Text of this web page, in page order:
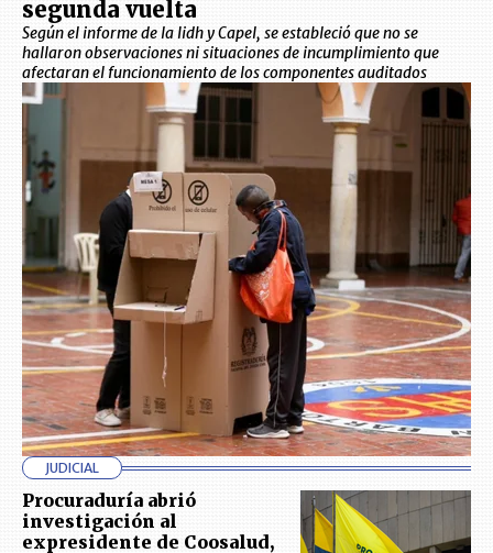
segunda vuelta
Según el informe de la Iidh y Capel, se estableció que no se
hallaron observaciones ni situaciones de incumplimiento que
afectaran el funcionamiento de los componentes auditados
JUDICIAL
Procuraduría abrió
investigación al
expresidente de Coosalud,